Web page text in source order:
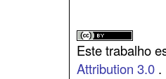
Este trabalho
Attribution 3.0 .